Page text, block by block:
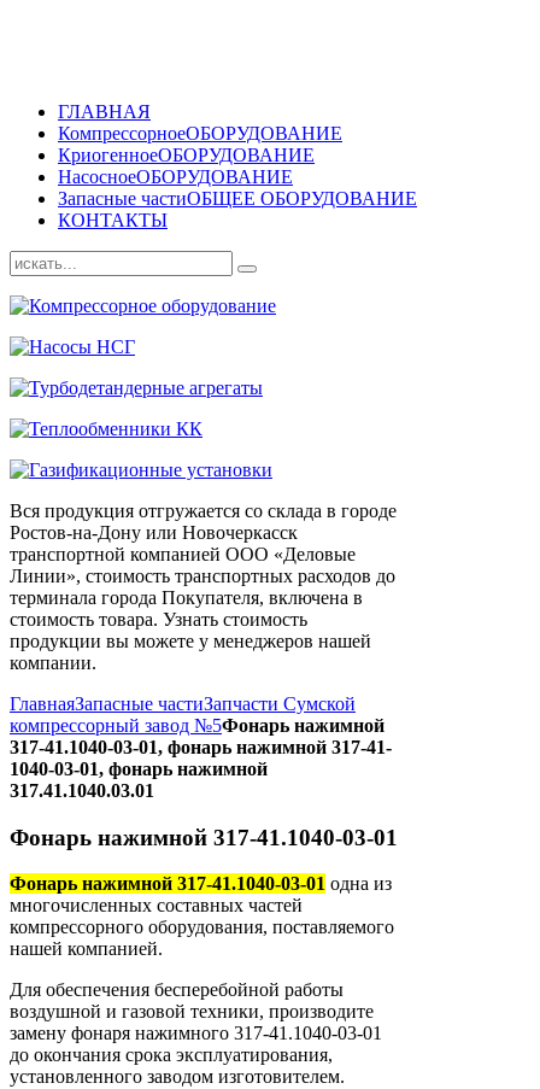
ГЛАВНАЯ
КомпрессорноеОБОРУДОВАНИЕ
КриогенноеОБОРУДОВАНИЕ
НасосноеОБОРУДОВАНИЕ
Запасные частиОБЩЕЕ ОБОРУДОВАНИЕ
КОНТАКТЫ
Вся продукция отгружается со склада в городе
Ростов-на-Дону или Новочеркасск
транспортной компанией ООО «Деловые
Линии», стоимость транспортных расходов до
терминала города Покупателя, включена в
стоимость товара. Узнать стоимость
продукции вы можете у менеджеров нашей
компании.
ГлавнаяЗапасные частиЗапчасти Сумской
компрессорный завод №5Фонарь нажимной
317-41.1040-03-01, фонарь нажимной 317-41-
1040-03-01, фонарь нажимной
317.41.1040.03.01
Фонарь нажимной 317-41.1040-03-01
Фонарь нажимной 317-41.1040-03-01 одна из
многочисленных составных частей
компрессорного оборудования, поставляемого
нашей компанией.
Для обеспечения бесперебойной работы
воздушной и газовой техники, производите
замену фонаря нажимного 317-41.1040-03-01
до окончания срока эксплуатирования,
установленного заводом изготовителем.